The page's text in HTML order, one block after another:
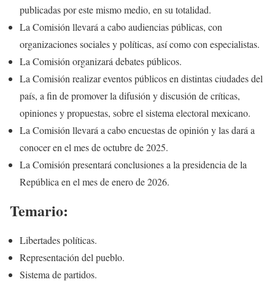
publicadas por este mismo medio, en su totalidad.
La Comisión llevará a cabo audiencias públicas, con
organizaciones sociales y políticas, así como con especialistas.
La Comisión organizará debates públicos.
La Comisión realizar eventos públicos en distintas ciudades del
país, a fin de promover la difusión y discusión de críticas,
opiniones y propuestas, sobre el sistema electoral mexicano.
La Comisión llevará a cabo encuestas de opinión y las dará a
conocer en el mes de octubre de 2025.
La Comisión presentará conclusiones a la presidencia de la
República en el mes de enero de 2026.
Temario:
Libertades políticas.
Representación del pueblo.
Sistema de partidos.